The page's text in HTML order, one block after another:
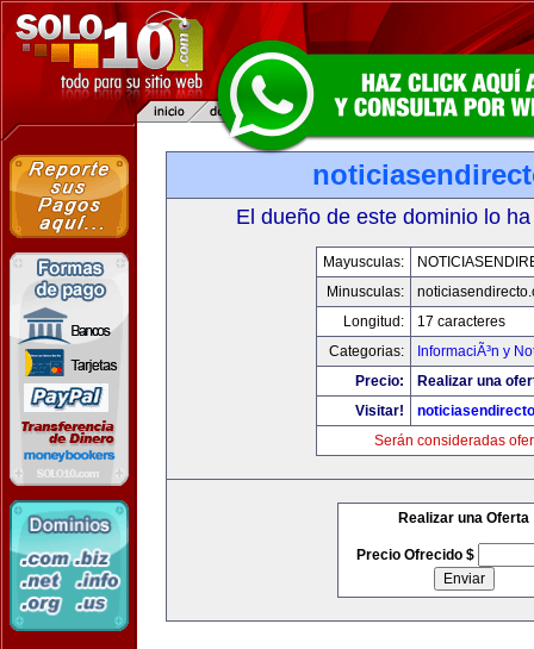
El dueño de este dominio lo
Mayusculas:
Minusculas:
Longitud:
17 caracteres
Categorias:
InformaciÃ³n y
Precio:
Realizar una
Visitar!
Serán consideradas
Realizar una Oferta
Precio Ofrecido $